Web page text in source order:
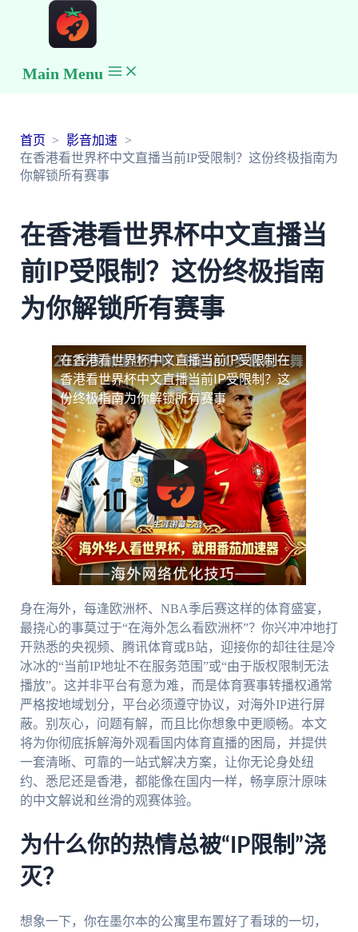
Main Menu
首页
影音加速
在香港看世界杯中文直播当前IP受限制？这份终极指南为
你解锁所有赛事
在香港看世界杯中文直播当
前IP受限制？这份终极指南
为你解锁所有赛事
在香港看世界杯中文直播当前IP受限制在
香港看世界杯中文直播当前IP受限制？这
份终极指南为你解锁所有赛事
身在海外，每逢欧洲杯、NBA季后赛这样的体育盛宴，
最挠心的事莫过于“在海外怎么看欧洲杯”？你兴冲冲地打
开熟悉的央视频、腾讯体育或B站，迎接你的却往往是冷
冰冰的“当前IP地址不在服务范围”或“由于版权限制无法
播放”。这并非平台有意为难，而是体育赛事转播权通常
严格按地域划分，平台必须遵守协议，对海外IP进行屏
蔽。别灰心，问题有解，而且比你想象中更顺畅。本文
将为你彻底拆解海外观看国内体育直播的困局，并提供
一套清晰、可靠的一站式解决方案，让你无论身处纽
约、悉尼还是香港，都能像在国内一样，畅享原汁原味
的中文解说和丝滑的观赛体验。
为什么你的热情总被“IP限制”浇
灭？
想象一下，你在墨尔本的公寓里布置好了看球的一切，